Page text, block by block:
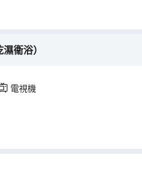
衞浴）
電視機